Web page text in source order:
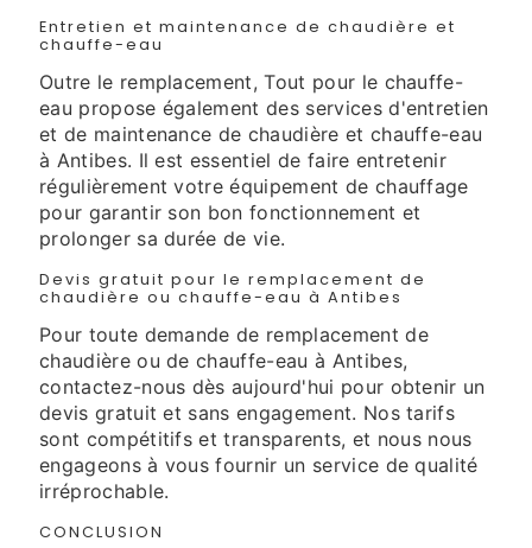
Entretien et maintenance de chaudière et
chauffe-eau
Outre le remplacement, Tout pour le chauffe-
eau propose également des services d'entretien
et de maintenance de chaudière et chauffe-eau
à Antibes. Il est essentiel de faire entretenir
régulièrement votre équipement de chauffage
pour garantir son bon fonctionnement et
prolonger sa durée de vie.
Devis gratuit pour le remplacement de
chaudière ou chauffe-eau à Antibes
Pour toute demande de remplacement de
chaudière ou de chauffe-eau à Antibes,
contactez-nous dès aujourd'hui pour obtenir un
devis gratuit et sans engagement. Nos tarifs
sont compétitifs et transparents, et nous nous
engageons à vous fournir un service de qualité
irréprochable.
CONCLUSION